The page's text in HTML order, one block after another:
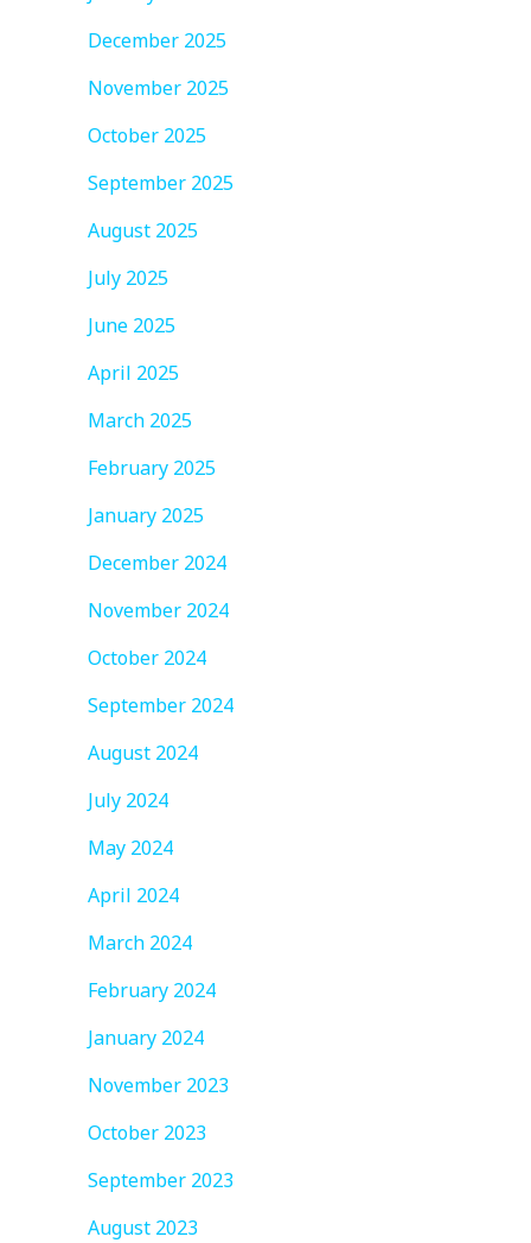
December 2025
November 2025
October 2025
September 2025
August 2025
July 2025
June 2025
April 2025
March 2025
February 2025
January 2025
December 2024
November 2024
October 2024
September 2024
August 2024
July 2024
May 2024
April 2024
March 2024
February 2024
January 2024
November 2023
October 2023
September 2023
August 2023